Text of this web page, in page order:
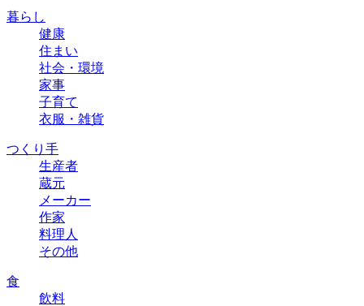
暮らし
健康
住まい
社会・環境
家事
子育て
衣服・雑貨
つくり手
生産者
蔵元
メーカー
作家
料理人
その他
食
飲料